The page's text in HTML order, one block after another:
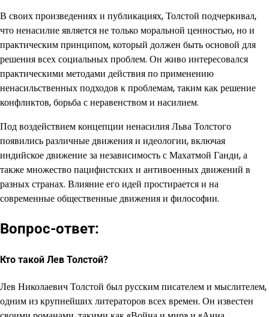
В своих произведениях и публикациях, Толстой подчеркивал,
что ненасилие является не только моральной ценностью, но и
практическим принципом, который должен быть основой для
решения всех социальных проблем. Он живо интересовался
практическими методами действия по применению
ненасильственных подходов к проблемам, таким как решение
конфликтов, борьба с неравенством и насилием.
Под воздействием концепции ненасилия Льва Толстого
появились различные движения и идеологии, включая
индийское движение за независимость с Махатмой Ганди, а
также множество пацифистских и антивоенных движений в
разных странах. Влияние его идей простирается и на
современные общественные движения и философии.
Вопрос-ответ:
Кто такой Лев Толстой?
Лев Николаевич Толстой был русским писателем и мыслителем,
одним из крупнейших литераторов всех времен. Он известен